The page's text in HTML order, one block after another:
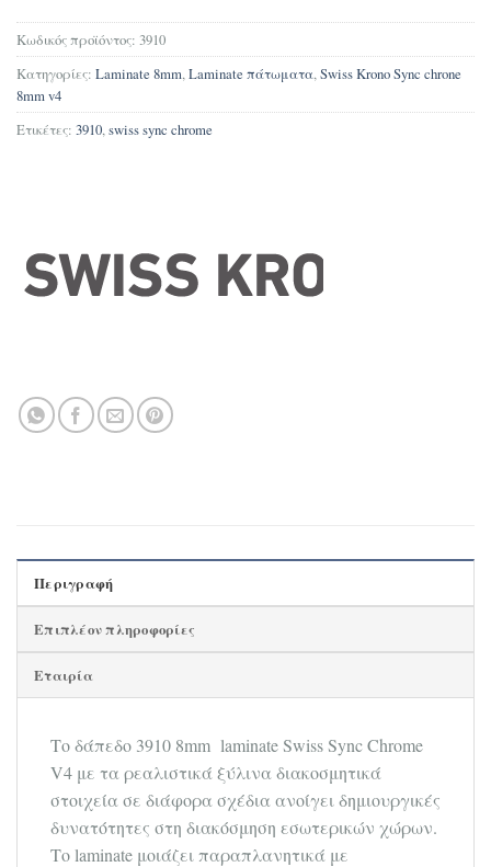
Κωδικός προϊόντος: 3910
Κατηγορίες: Laminate 8mm,Laminate πάτωματα,Swiss Krono Sync chrone
8mm v4
Ετικέτες: 3910,swiss sync chrome
Περιγραφή
Επιπλέον πληροφορίες
Εταιρία
Tο δάπεδο 3910 8mm laminate Swiss Sync Chrome
V4 με τα ρεαλιστικά ξύλινα διακοσμητικά
στοιχεία σε διάφορα σχέδια ανοίγει δημιουργικές
δυνατότητες στη διακόσμηση εσωτερικών χώρων.
Το laminate μοιάζει παραπλανητικά με